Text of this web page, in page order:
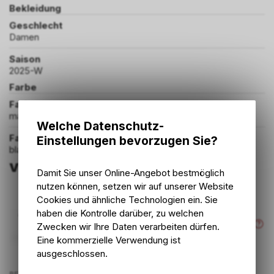
Bekleidung
Geschlecht
Damen
Saison
2025-W
Farbe
Farbe
matte indigo pearl
Farbgruppe
blau
Varianten
ARTIKELNUMMER
P56169
Welche Datenschutz-
Einstellungen bevorzugen Sie?
Damit Sie unser Online-Angebot bestmöglich
nutzen können, setzen wir auf unserer Website
Cookies und ähnliche Technologien ein. Sie
haben die Kontrolle darüber, zu welchen
Zwecken wir Ihre Daten verarbeiten dürfen.
Eine kommerzielle Verwendung ist
ausgeschlossen.